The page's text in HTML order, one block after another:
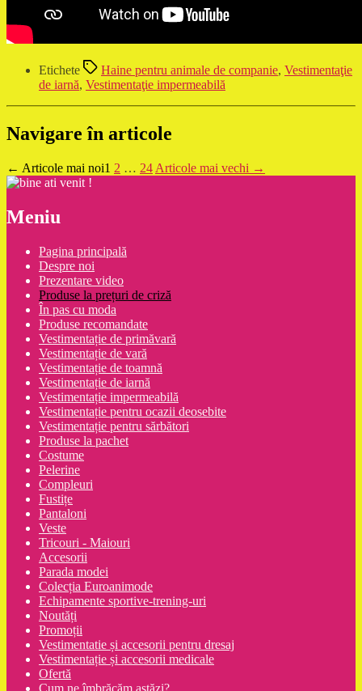
Etichete Haine pentru animale de companie, Vestimentaţie
de iarnă, Vestimentaţie impermeabilă
Navigare în articole
← Articole mai noi1 2 … 24 Articole mai vechi →
Meniu
Pagina principală
Despre noi
Prezentare video
Produse la prețuri de criză
În pas cu moda
Produse recomandate
Vestimentație de primăvară
Vestimentație de vară
Vestimentație de toamnă
Vestimentație de iarnă
Vestimentație impermeabilă
Vestimentație pentru ocazii deosebite
Vestimentație pentru sărbători
Produse la pachet
Costume
Pelerine
Compleuri
Fustițe
Pantaloni
Veste
Tricouri - Maiouri
Accesorii
Parada modei
Colecția Euroanimode
Echipamente sportive-trening-uri
Noutăți
Promoții
Vestimentatie și accesorii pentru dresaj
Vestimentație și accesorii medicale
Ofertă
Cum ne îmbrăcăm astăzi?